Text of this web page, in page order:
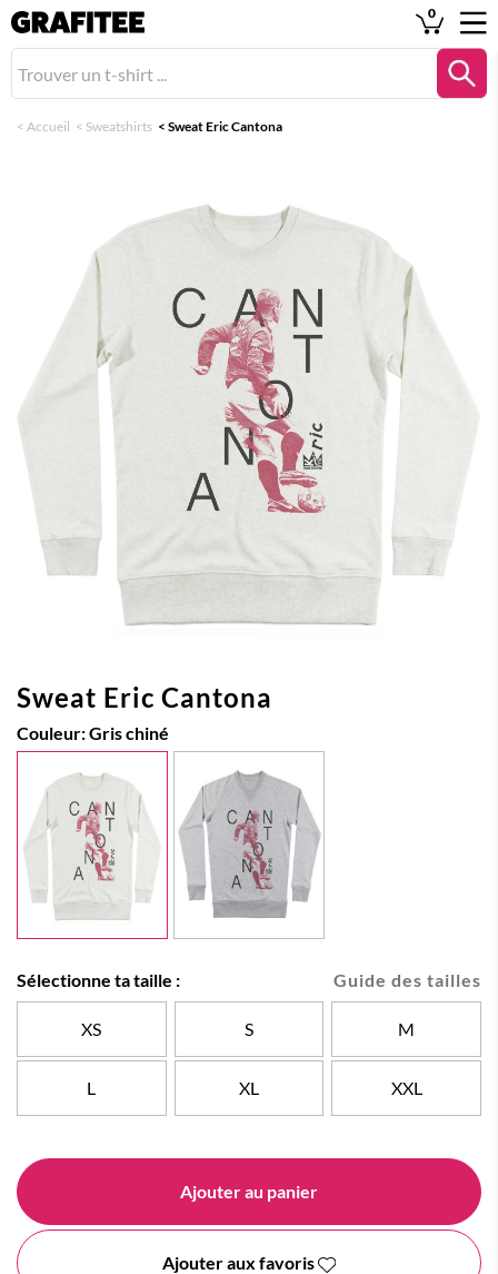
0
< Accueil < Sweatshirts < Sweat Eric Cantona
Sweat Eric Cantona
Couleur:Gris chiné
Guide des tailles
Sélectionne ta taille :
XS S M
L XL XXL
Ajouter au panier
Ajouter aux favoris